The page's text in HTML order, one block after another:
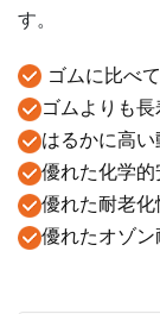
す。
ゴムに比べ
ゴムよりも長
はるかに高い
優れた化学
優れた耐老化
優れたオゾン